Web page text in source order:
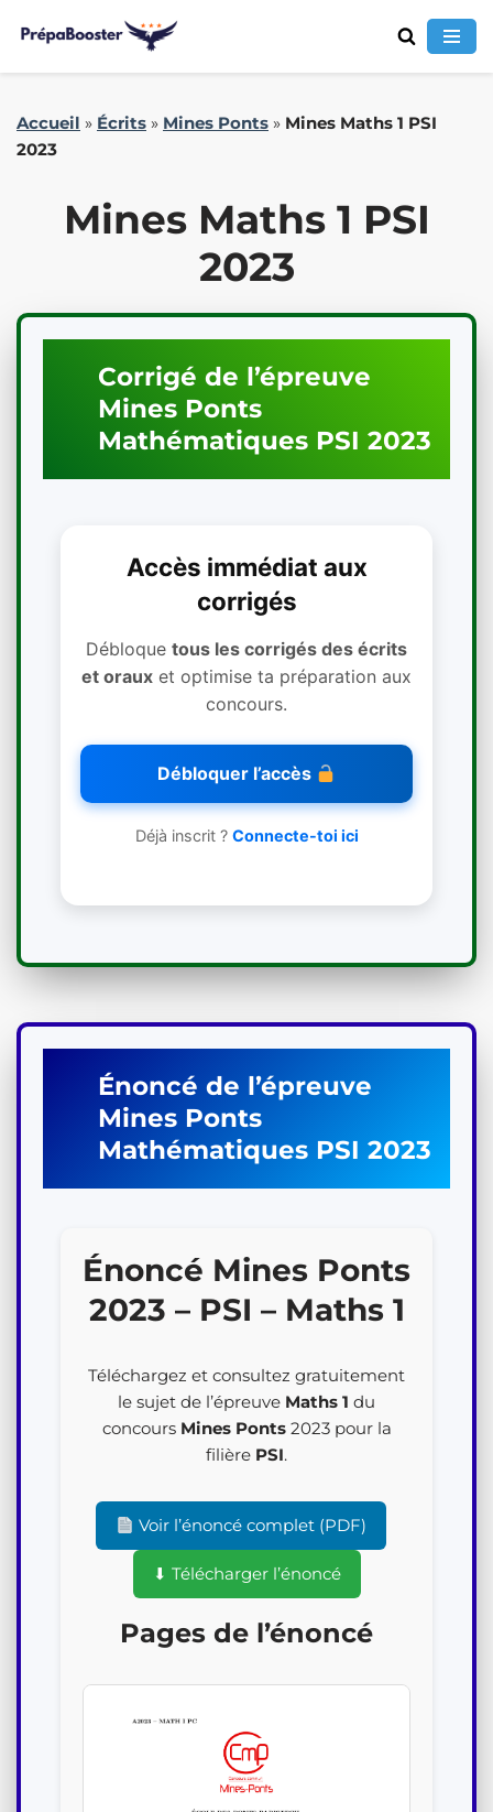
Aller
au
Accueil » Écrits » Mines Ponts » Mines Maths 1 PSI
2023
Mines Maths 1 PSI
2023
Corrigé de l’épreuve
Mines Ponts
Mathématiques PSI 2023
Accès immédiat aux
corrigés
Débloque tous les corrigés des écrits
et oraux et optimise ta préparation aux
concours.
Débloquer l’accès
Déjà inscrit ? Connecte-toi ici
Énoncé de l’épreuve
Mines Ponts
Mathématiques PSI 2023
Énoncé Mines Ponts
2023 – PSI – Maths 1
Téléchargez et consultez gratuitement
le sujet de l’épreuve Maths 1 du
concours Mines Ponts2023 pour la
filière PSI.
Voir l’énoncé complet (PDF)
⬇ Télécharger l’énoncé
Pages de l’énoncé